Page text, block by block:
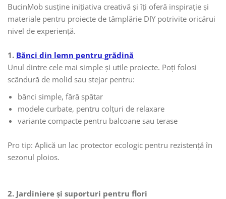
BucinMob susține inițiativa creativă și îți oferă inspirație și
materiale pentru proiecte de tâmplărie DIY potrivite oricărui
nivel de experiență.
1. Bănci din lemn pentru grădină
Unul dintre cele mai simple și utile proiecte. Poți folosi
scândură de molid sau stejar pentru:
bănci simple, fără spătar
modele curbate, pentru colțuri de relaxare
variante compacte pentru balcoane sau terase
Pro tip: Aplică un lac protector ecologic pentru rezistență în
sezonul ploios.
2. Jardiniere și suporturi pentru flori